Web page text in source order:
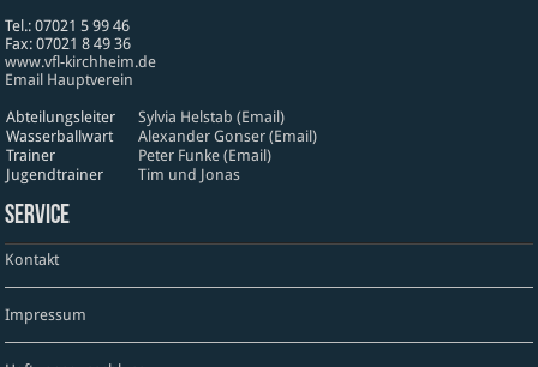
Tel.: 07021 5 99 46
Fax: 07021 8 49 36
www​.vfl​-kirch​heim​.de
Email Hauptverein
Abteilungsleiter
Sylvia Helstab (Email)
Wasserballwart
Alexander Gonser (Email)
Trainer
Peter Funke (Email)
Jugendtrainer
Tim und Jonas
Service
Kontakt
Impressum